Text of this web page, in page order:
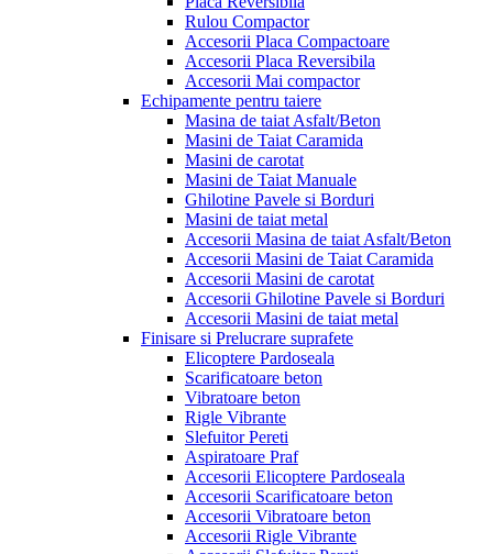
Rulou Compactor
Accesorii Placa Compactoare
Accesorii Placa Reversibila
Accesorii Mai compactor
Echipamente pentru taiere
Masina de taiat Asfalt/Beton
Masini de Taiat Caramida
Masini de carotat
Masini de Taiat Manuale
Ghilotine Pavele si Borduri
Masini de taiat metal
Accesorii Masina de taiat Asfalt/Beton
Accesorii Masini de Taiat Caramida
Accesorii Masini de carotat
Accesorii Ghilotine Pavele si Borduri
Accesorii Masini de taiat metal
Finisare si Prelucrare suprafete
Elicoptere Pardoseala
Scarificatoare beton
Vibratoare beton
Rigle Vibrante
Slefuitor Pereti
Aspiratoare Praf
Accesorii Elicoptere Pardoseala
Accesorii Scarificatoare beton
Accesorii Vibratoare beton
Accesorii Rigle Vibrante